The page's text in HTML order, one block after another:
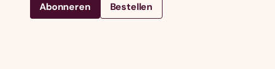
Abonneren Bestellen